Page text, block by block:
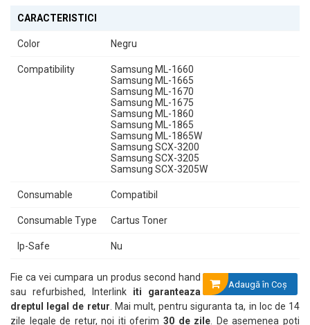
CARACTERISTICI
Color Negru
Compatibility
Samsung ML-1660
Samsung ML-1665
Samsung ML-1670
Samsung ML-1675
Samsung ML-1860
Samsung ML-1865
Samsung ML-1865W
Samsung SCX-3200
Samsung SCX-3205
Samsung SCX-3205W
Consumable Compatibil
Consumable Type Cartus Toner
Ip-Safe Nu
Adaugă în Coş
Fie ca vei cumpara un produs second hand
sau refurbished, Interlink iti garanteaza
dreptul legal de retur . Mai mult, pentru siguranta ta, in loc de 14
zile legale de retur, noi iti oferim30 de zile . De asemenea poti